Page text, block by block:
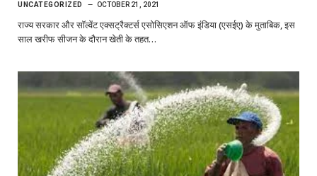
UNCATEGORIZED OCTOBER 21, 2021
राज्य सरकार और सॉल्वेंट एक्सट्रैक्टर्स एसोसिएशन ऑफ इंडिया (एसईए) के मुताबिक, इस
साल खरीफ सीजन के दौरान खेती के तहत…